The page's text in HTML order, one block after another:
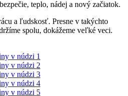
teplo, nádej a nový začiatok.
a ľudskosť. Presne v takýchto
spolu, dokážeme veľké veci.